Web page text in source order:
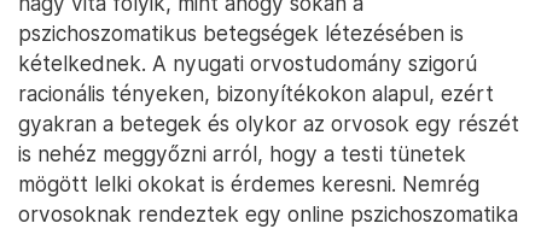
pszichoszomatikus betegségek létezésében is
kételkednek. A nyugati orvostudomány szigorú
racionális tényeken, bizonyítékokon alapul, ezért
gyakran a betegek és olykor az orvosok egy részét
is nehéz meggyőzni arról, hogy a testi tünetek
mögött lelki okokat is érdemes keresni. Nemrég
orvosoknak rendeztek egy online pszichoszomatika